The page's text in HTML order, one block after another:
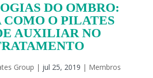
DO OMBRO:
COMO O PILATES
AUXILIAR NO
Group | jul 25, 2019 | Membros